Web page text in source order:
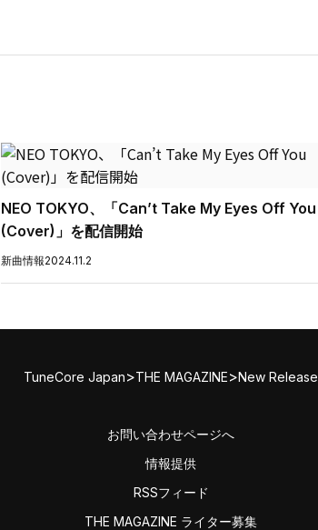
NEO TOKYO、「Can’t Take My Eyes Off You
(Cover)」を配信開始
新曲情報2024.11.2
TuneCore Japan>THE MAGAZINE>New Release
お問い合わせページへ
情報提供
RSSフィード
THE MAGAZINE ライター募集